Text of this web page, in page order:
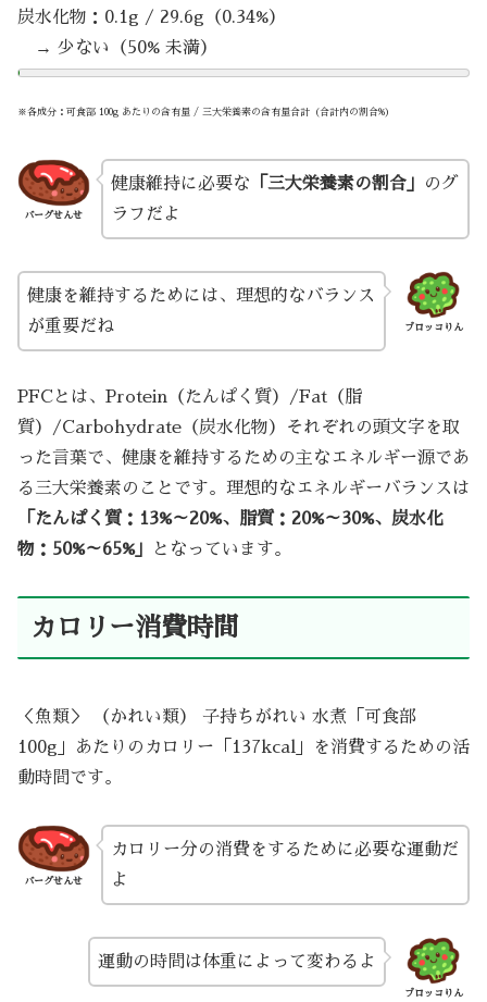
炭水化物：0.1g / 29.6g（0.34%）
→ 少ない（50% 未満）
※各成分：可食部 100g あたりの含有量 / 三大栄養素の含有量合計（合計内の割合%）
バーグせんせ
健康維持に必要な 「三大栄養素の割合」
のグ
ラフだよ
ブロッコりん
健康を維持するためには、理想的なバランス
が重要だね
PFCとは、Protein（たんぱく質）/Fat（脂
質）/Carbohydrate（炭水化物）それぞれの頭文字を取
った言葉で、健康を維持するための主なエネルギー源であ
る三大栄養素のことです。理想的なエネルギーバランスは
「たんぱく質：13%～20%、脂質：20%～30%、炭水化
物：50%～65%」
となっています。
カロリー消費時間
＜魚類＞ （かれい類） 子持ちがれい 水煮「可食部
100g」あたりのカロリー「137kcal」を消費するための活
動時間です。
バーグせんせ
カロリー分の消費をするために必要な運動だ
よ
ブロッコりん
運動の時間は体重によって変わるよ